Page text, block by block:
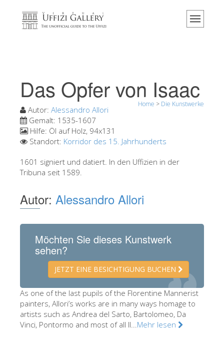
Home
Veranstaltungen & Ausstellungen
Besucher Bewertungen
Kontakt
Die Uffizien entdecken
Jetzt buchen
Die Kunstwerke
Die Künstler
Andere Museen
Bargello Museum
Galleria Accademia
Palatina Galerie
Das Opfer von Isaac
Home > Die Kunstwerke
Autor: Alessandro Allori
Gemalt: 1535-1607
Hilfe: Öl auf Holz, 94x131
Standort: Korridor des 15. Jahrhunderts
1601 signiert und datiert. In den Uffizien in der
Tribuna seit 1589.
Autor: Alessandro Allori
Möchten Sie dieses Kunstwerk
sehen?
JETZT EINE BESICHTIGUNG BUCHEN
As one of the last pupils of the Florentine Mannerist
painters, Allori’s works are in many ways homage to
artists such as Andrea del Sarto, Bartolomeo, Da
Vinci, Pontormo and most of all Il...Mehr lesen